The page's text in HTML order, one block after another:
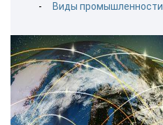
Виды промышленности